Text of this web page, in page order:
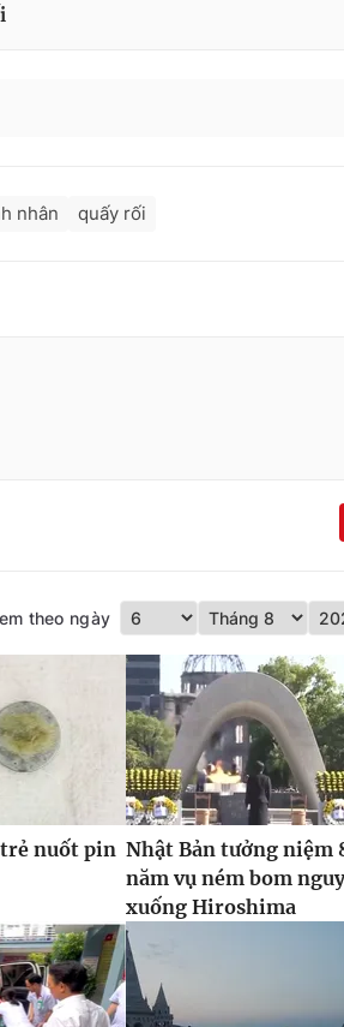
nhân quấy rối
theo ngày
nuốt pin Nhật Bản tưởng niệm
năm vụ ném bom
xuống Hiroshima